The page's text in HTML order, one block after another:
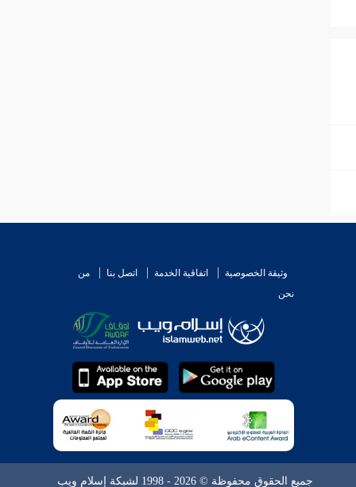
وثيقة الخصوصية اتفاقية الخدمة اتصل بنا
من
نحن
جميع الحقوق محفوظة © 2026 - 1998 لشبكة إسلام ويب